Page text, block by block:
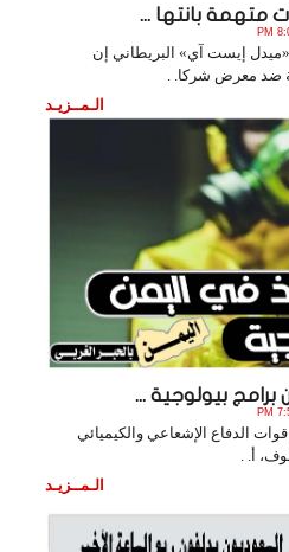
متهمة بانتها ...
«ميدل إيست آي» البريطاني إن
ضد معرض شركا. .
الـمــزيـد
بيولوجية ...
الدفاع الإشعاعي والكيميائي
أ. .
الـمــزيـد